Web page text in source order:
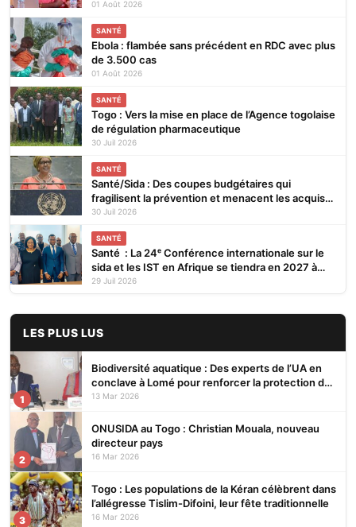
août 2026 à Lomé
01 Août 2026
SANTÉ
Ebola : flambée sans précédent en RDC avec plus
de 3.500 cas
01 Août 2026
SANTÉ
Togo : Vers la mise en place de l’Agence togolaise
de régulation pharmaceutique
30 Juil 2026
SANTÉ
Santé/Sida : Des coupes budgétaires qui
fragilisent la prévention et menacent les acquis
(ONUSIDA)
30 Juil 2026
SANTÉ
Santé : La 24ᵉ Conférence internationale sur le
sida et les IST en Afrique se tiendra en 2027 à
Cotonou
29 Juil 2026
LES PLUS LUS
1
Biodiversité aquatique : Des experts de l’UA en
conclave à Lomé pour renforcer la protection des
écosystèmes
13 Mar 2026
2
ONUSIDA au Togo : Christian Mouala, nouveau
directeur pays
16 Mar 2026
3
Togo : Les populations de la Kéran célèbrent dans
l’allégresse Tislim-Difoini, leur fête traditionnelle
16 Mar 2026